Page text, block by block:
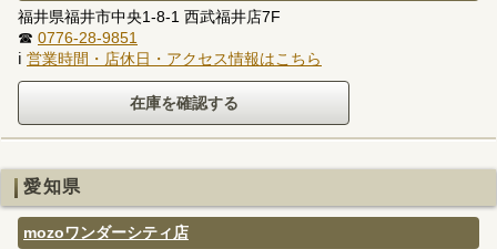
福井県福井市中央1-8-1 西武福井店7F
☎ 0776-28-9851
ℹ 営業時間・店休日・アクセス情報はこちら
愛知県
mozoワンダーシティ店